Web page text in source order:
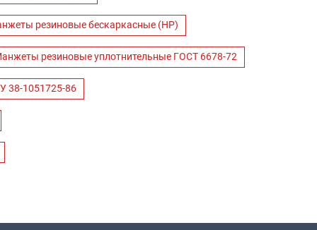
резиновые бескаркасные (НР)
резиновые уплотнительные ГОСТ 6678-72
38-1051725-86